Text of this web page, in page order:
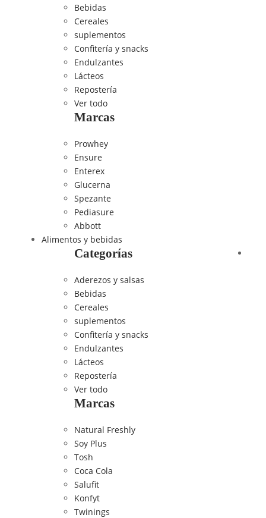
Bebidas
Cereales
suplementos
Confitería y snacks
Endulzantes
Lácteos
Repostería
Ver todo
Marcas
Prowhey
Ensure
Enterex
Glucerna
Spezante
Pediasure
Abbott
Alimentos y bebidas
Categorías
Aderezos y salsas
Bebidas
Cereales
suplementos
Confitería y snacks
Endulzantes
Lácteos
Repostería
Ver todo
Marcas
Natural Freshly
Soy Plus
Tosh
Coca Cola
Salufit
Konfyt
Twinings